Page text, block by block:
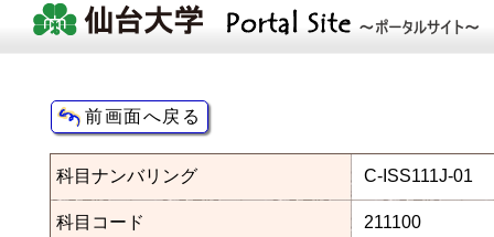
科目ナンバリング C-ISS111J-01
科目コード 211100